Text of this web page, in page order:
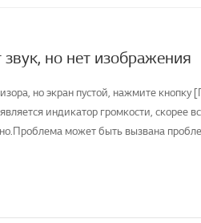
но нет изображения
но экран пустой, нажмите кнопку
индикатор громкости, скорее
может быть вызвана